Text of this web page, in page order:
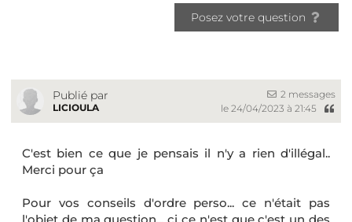
Posez votre question
Publié par
LICIOULA
2 messages
le 24/04/2023 à 21:45
C'est bien ce que je pensais il n'y a rien d'illégal..
Merci pour ça
Pour vos conseils d'ordre perso... ce n'était pas